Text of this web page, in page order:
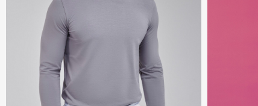
Подарочный сертификат
Электронный сертификат Weave — тёплый способ угодить
с подарком, даже если вы далеко или времени на выбор
презента почти не осталось.